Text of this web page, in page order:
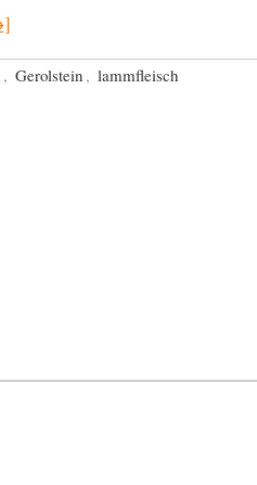
, Gerolstein , lammfleisch